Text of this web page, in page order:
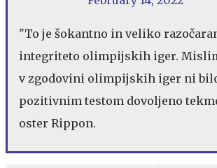
"To je šokantno in veliko
integriteto olimpijskih iger.
v zgodovini olimpijskih iger ni
pozitivnim testom dovoljeno
oster Rippon.